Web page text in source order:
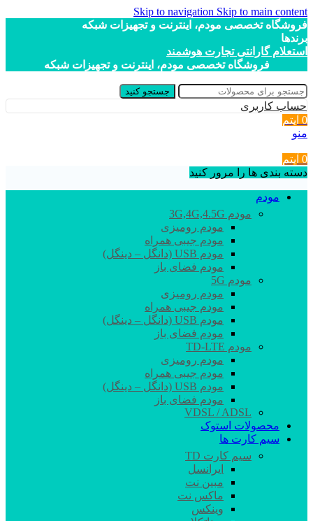
Skip to navigation Skip to main content
فروشگاه تخصصی مودم، اینترنت و تجهیزات شبکه
برندها
استعلام گارانتی تجارت هوشمند
فروشگاه تخصصی مودم، اینترنت و تجهیزات شبکه
جستجو کنید
حساب کاربری
0 آیتم
منو
0 آیتم
دسته بندی ها را مرور کنید
مودم
مودم 3G,4G,4.5G
مودم رومیزی
مودم جیبی همراه
مودم USB (دانگل – دینگل)
مودم فضای باز
مودم 5G
مودم رومیزی
مودم جیبی همراه
مودم USB (دانگل – دینگل)
مودم فضای باز
مودم TD-LTE
مودم رومیزی
مودم جیبی همراه
مودم USB (دانگل – دینگل)
مودم فضای باز
VDSL / ADSL
محصولات استوک
سیم کارت ها
سیم کارت TD
ایرانسل
مبین نت
ماکس نت
وینکس